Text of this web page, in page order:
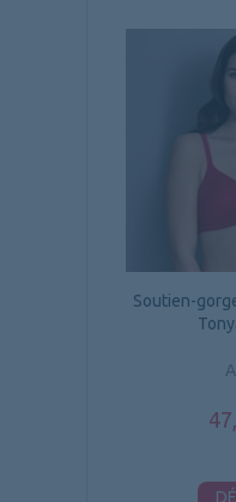
Soutien-